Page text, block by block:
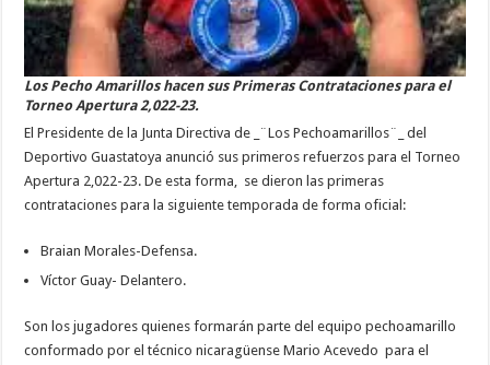
Los Pecho Amarillos hacen sus Primeras Contrataciones para el
Torneo Apertura 2,022-23.
El Presidente de la Junta Directiva de _¨Los Pechoamarillos¨_ del
Deportivo Guastatoya anunció sus primeros refuerzos para el Torneo
Apertura 2,022-23. De esta forma, se dieron las primeras
contrataciones para la siguiente temporada de forma oficial:
Braian Morales-Defensa.
Víctor Guay- Delantero.
Son los jugadores quienes formarán parte del equipo pechoamarillo
conformado por el técnico nicaragüense Mario Acevedo para el